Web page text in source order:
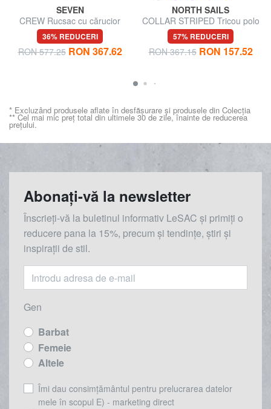
SEVEN
CREW Rucsac cu cărucior
36% REDUCERI
RON 577.25 RON 367.62
NORTH SAILS
COLLAR STRIPED Tricou polo
cu maneca scurta din bumbac
57% REDUCERI
RON 367.15 RON 157.52
* Excluzând produsele aflate în desfășurare și produsele din Colecția
** Cel mai mic preț total din ultimele 30 de zile, înainte de reducerea
prețului.
Abonați-vă la newsletter
Înscrieți-vă la buletinul informativ LeSAC și primiți o
reducere pana la 15%, precum și tendințe, știri și
inspirații de stil.
Gen
Barbat
Femeie
Altele
Îmi dau consimțământul pentru prelucrarea datelor
mele în scopul E) - marketing direct